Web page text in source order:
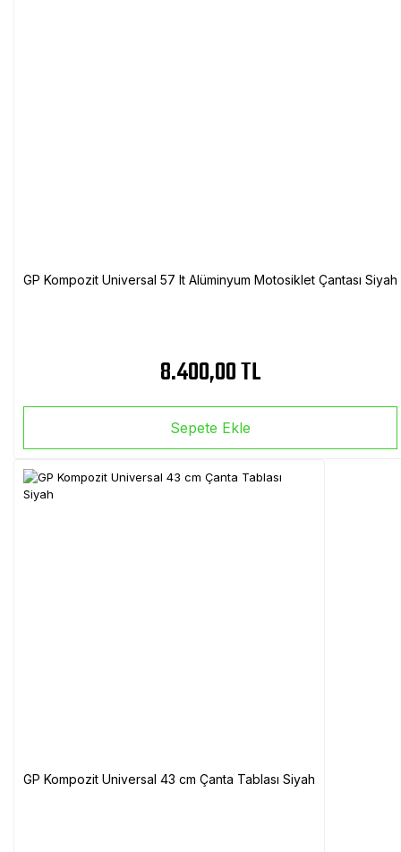
GP Kompozit Universal 57 lt Alüminyum Motosiklet Çantası Siyah
8.400,00 TL
Sepete Ekle
GP Kompozit Universal 43 cm Çanta Tablası Siyah